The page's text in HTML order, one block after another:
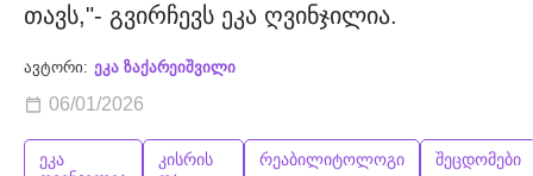
თავს,"- გვირჩევს ეკა ღვინჯილია.
ავტორი: ეკა ზაქარეიშვილი
06/01/2026
ეკა
კისრის
რეაბილიტოლოგი შეცდომები